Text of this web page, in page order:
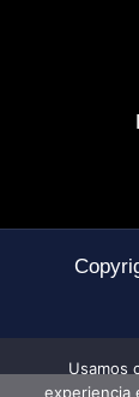
Usamos
experiencia